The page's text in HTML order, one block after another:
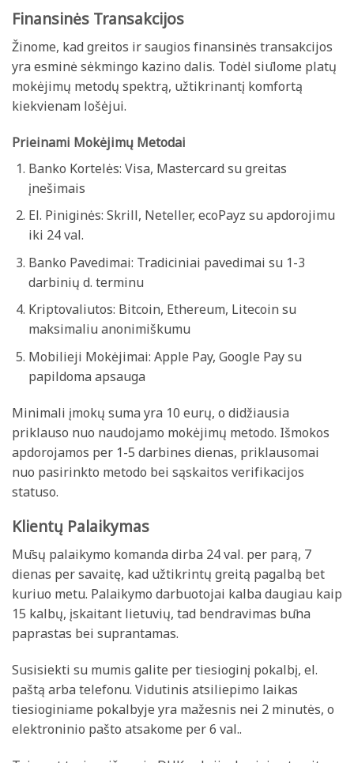
Finansinės Transakcijos
Žinome, kad greitos ir saugios finansinės transakcijos
yra esminė sėkmingo kazino dalis. Todėl siūlome platų
mokėjimų metodų spektrą, užtikrinantį komfortą
kiekvienam lošėjui.
Prieinami Mokėjimų Metodai
Banko Kortelės: Visa, Mastercard su greitas
įnešimais
El. Piniginės: Skrill, Neteller, ecoPayz su apdorojimu
iki 24 val.
Banko Pavedimai: Tradiciniai pavedimai su 1-3
darbinių d. terminu
Kriptovaliutos: Bitcoin, Ethereum, Litecoin su
maksimaliu anonimiškumu
Mobilieji Mokėjimai: Apple Pay, Google Pay su
papildoma apsauga
Minimali įmokų suma yra 10 eurų, o didžiausia
priklauso nuo naudojamo mokėjimų metodo. Išmokos
apdorojamos per 1-5 darbines dienas, priklausomai
nuo pasirinkto metodo bei sąskaitos verifikacijos
statuso.
Klientų Palaikymas
Mūsų palaikymo komanda dirba 24 val. per parą, 7
dienas per savaitę, kad užtikrintų greitą pagalbą bet
kuriuo metu. Palaikymo darbuotojai kalba daugiau kaip
15 kalbų, įskaitant lietuvių, tad bendravimas būna
paprastas bei suprantamas.
Susisiekti su mumis galite per tiesioginį pokalbį, el.
paštą arba telefonu. Vidutinis atsiliepimo laikas
tiesioginiame pokalbyje yra mažesnis nei 2 minutės, o
elektroninio pašto atsakome per 6 val..